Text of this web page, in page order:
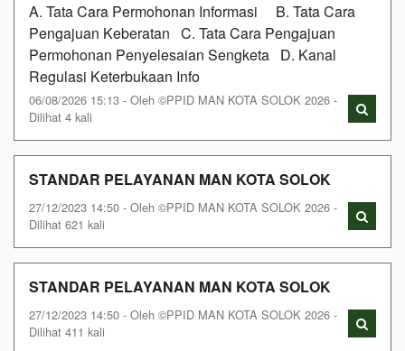
A. Tata Cara Permohonan Informasi B. Tata Cara
Pengajuan Keberatan C. Tata Cara Pengajuan
Permohonan Penyelesaian Sengketa D. Kanal
Regulasi Keterbukaan Info
06/08/2026 15:13 - Oleh ©PPID MAN KOTA SOLOK 2026 -
Dilihat 4 kali
STANDAR PELAYANAN MAN KOTA SOLOK
27/12/2023 14:50 - Oleh ©PPID MAN KOTA SOLOK 2026 -
Dilihat 621 kali
STANDAR PELAYANAN MAN KOTA SOLOK
27/12/2023 14:50 - Oleh ©PPID MAN KOTA SOLOK 2026 -
Dilihat 411 kali